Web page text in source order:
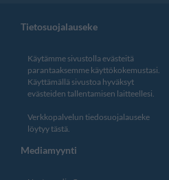
Tietosuojalauseke
Käytämme sivustolla evästeitä
parantaaksemme käyttökokemustasi.
Käyttämällä sivustoa hyväksyt
evästeiden tallentamisen laitteellesi.
Verkkopalvelun tiedosuojalauseke
löytyy tästä.
Mediamyynti